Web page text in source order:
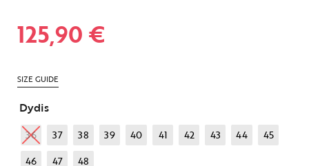
125,90 €
SIZE GUIDE
Dydis
36 37 38 39 40 41 42 43 44
45
46
47 48